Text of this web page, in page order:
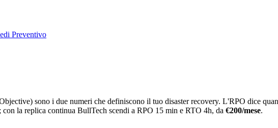
Preventivo
sono i due numeri che definiscono il tuo disaster recovery. L'RPO dice
la replica continua BullTech scendi a RPO 15 min e RTO 4h, da €200/mese.